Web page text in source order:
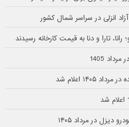
انزلی در سراسر شمال کشور
تارا و دنا به قیمت کارخانه رسیدند